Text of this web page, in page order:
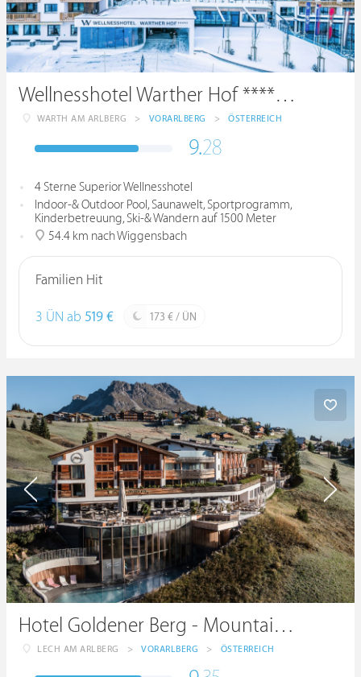
Wellnesshotel Warther Hof ****superior
WARTH AM ARLBERG > VORARLBERG > ÖSTERREICH
9.28
4 Sterne Superior Wellnesshotel
Indoor-& Outdoor Pool, Saunawelt, Sportprogramm,
Kinderbetreuung, Ski-& Wandern auf 1500 Meter
54.4 km nach Wiggensbach
Familien Hit
3 ÜN ab 519 € 173 € / ÜN
Hotel Goldener Berg - Mountain Selfcare Resort
LECH AM ARLBERG > VORARLBERG > ÖSTERREICH